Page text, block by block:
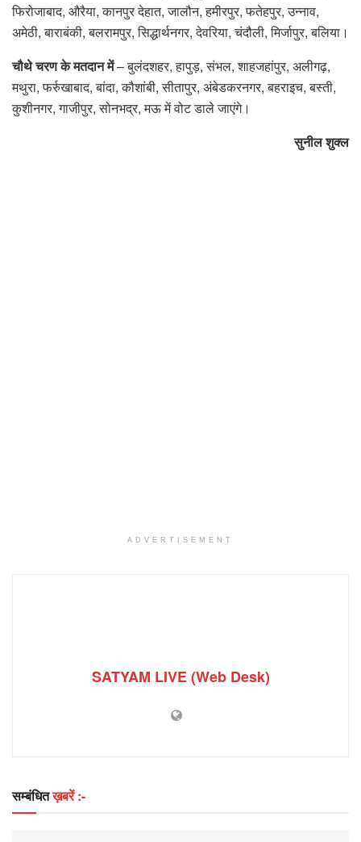
फिरोजाबाद, औरैया, कानपुर देहात, जालौन, हमीरपुर, फतेहपुर, उन्नाव,
अमेठी, बाराबंकी, बलरामपुर, सिद्धार्थनगर, देवरिया, चंदौली, मिर्जापुर, बलिया।
चौथे चरण के मतदान में– बुलंदशहर, हापुड़, संभल, शाहजहांपुर, अलीगढ़,
मथुरा, फर्रुखाबाद, बांदा, कौशांबी, सीतापुर, अंबेडकरनगर, बहराइच, बस्ती,
कुशीनगर, गाजीपुर, सोनभद्र, मऊ में वोट डाले जाएंगे।
सुनील शुक्ल
ADVERTISEMENT
SATYAM LIVE (Web Desk)
सम्बंधितख़बरें :-